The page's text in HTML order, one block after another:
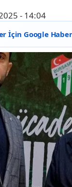
- 14:04
İçin Google